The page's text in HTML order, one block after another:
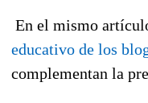
En el mismo
educativo de los
complementan la